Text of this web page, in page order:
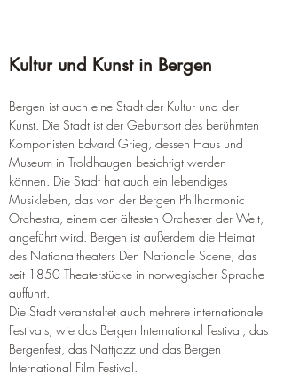
Kultur und Kunst in Bergen
Bergen ist auch eine Stadt der Kultur und der
Kunst. Die Stadt ist der Geburtsort des berühmten
Komponisten Edvard Grieg, dessen Haus und
Museum in Troldhaugen besichtigt werden
können. Die Stadt hat auch ein lebendiges
Musikleben, das von der Bergen Philharmonic
Orchestra, einem der ältesten Orchester der Welt,
angeführt wird. Bergen ist außerdem die Heimat
des Nationaltheaters Den Nationale Scene, das
seit 1850 Theaterstücke in norwegischer Sprache
aufführt.
Die Stadt veranstaltet auch mehrere internationale
Festivals, wie das Bergen International Festival, das
Bergenfest, das Nattjazz und das Bergen
International Film Festival.